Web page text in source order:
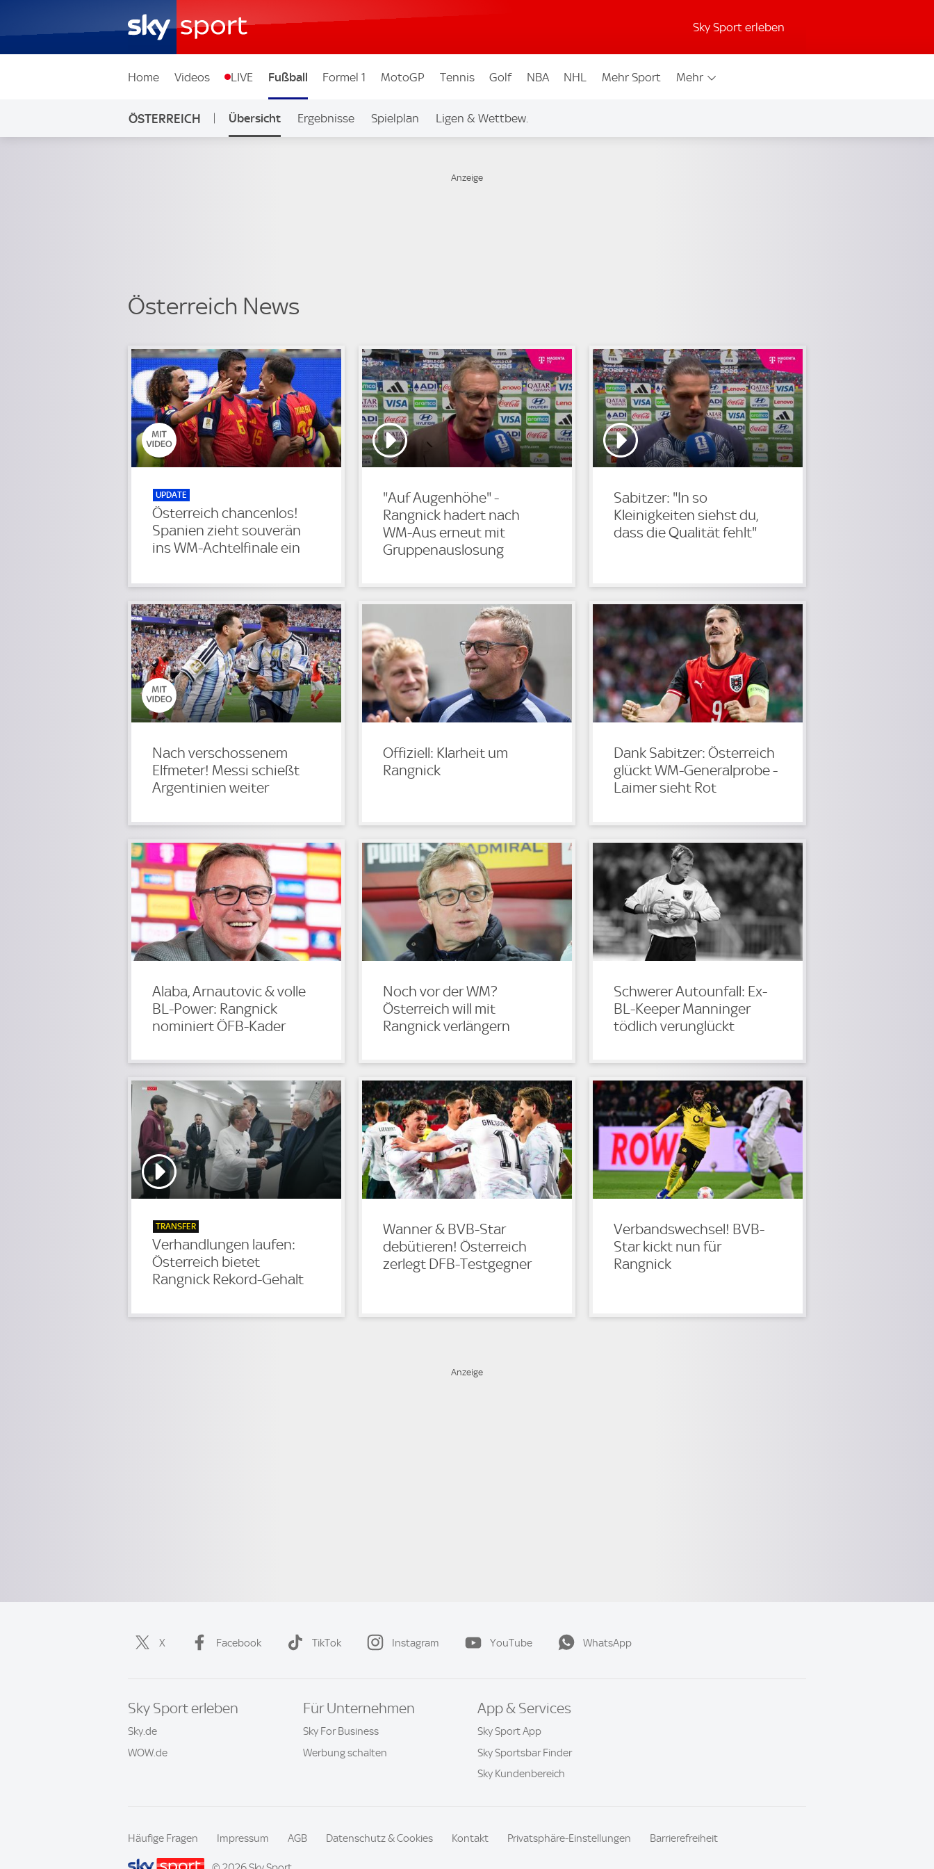
Sky Sport erleben
Home Videos LIVE Fußball Formel 1 MotoGP Tennis Golf NBA NHL Mehr Sport Mehr
ÖSTERREICH Übersicht Ergebnisse Spielplan Ligen & Wettbew.
Österreich News
UPDATE
Österreich chancenlos!
Spanien zieht souverän
ins WM-Achtelfinale ein
"Auf Augenhöhe" -
Rangnick hadert nach
WM-Aus erneut mit
Gruppenauslosung
Sabitzer: "In so
Kleinigkeiten siehst du,
dass die Qualität fehlt"
Nach verschossenem
Elfmeter! Messi schießt
Argentinien weiter
Offiziell: Klarheit um
Rangnick
Dank Sabitzer: Österreich
glückt WM-Generalprobe -
Laimer sieht Rot
Alaba, Arnautovic & volle
BL-Power: Rangnick
nominiert ÖFB-Kader
Noch vor der WM?
Österreich will mit
Rangnick verlängern
Schwerer Autounfall: Ex-
BL-Keeper Manninger
tödlich verunglückt
TRANSFER
Verhandlungen laufen:
Österreich bietet
Rangnick Rekord-Gehalt
Wanner & BVB-Star
debütieren! Österreich
zerlegt DFB-Testgegner
Verbandswechsel! BVB-
Star kickt nun für
Rangnick
X Facebook TikTok Instagram YouTube WhatsApp
Sky Sport erleben
Sky.de
WOW.de
Für Unternehmen
Sky For Business
Werbung schalten
App & Services
Sky Sport App
Sky Sportsbar Finder
Sky Kundenbereich
Häufige Fragen Impressum AGB Datenschutz & Cookies Kontakt Privatsphäre-Einstellungen Barrierefreiheit